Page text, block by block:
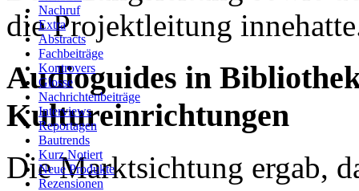
Nachruf
Extra
Abstracts
Fachbeiträge
Kontrovers
Glosse
Nachrichtenbeiträge
Interviews
Reportagen
Bautrends
Kurz Notiert
Neue Produkte
Rezensionen
die Projektleitung
Audioguides in
Kultureinrichtungen
Die Marktsichtung ergab,